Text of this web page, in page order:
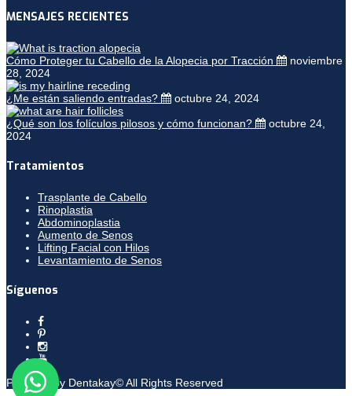
MENSAJES RECIENTES
Cómo Proteger tu Cabello de la Alopecia por Tracción
noviembre
28, 2024
¿Me están saliendo entradas?
octubre 24, 2024
¿Qué son los folículos pilosos y cómo funcionan?
octubre 24,
2024
Tratamientos
Trasplante de Cabello
Rinoplastia
Abdominoplastia
Aumento de Senos
Lifting Facial con Hilos
Levantamiento de Senos
Síguenos
Powered by Dentakay© All Rights Reserved